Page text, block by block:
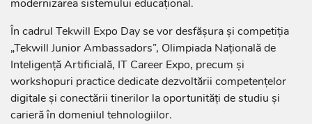
modernizarea sistemului educațional.
În cadrul Tekwill Expo Day se vor desfășura și competiția
„Tekwill Junior Ambassadors”, Olimpiada Națională de
Inteligență Artificială, IT Career Expo, precum și
workshopuri practice dedicate dezvoltării competențelor
digitale și conectării tinerilor la oportunități de studiu și
carieră în domeniul tehnologiilor.